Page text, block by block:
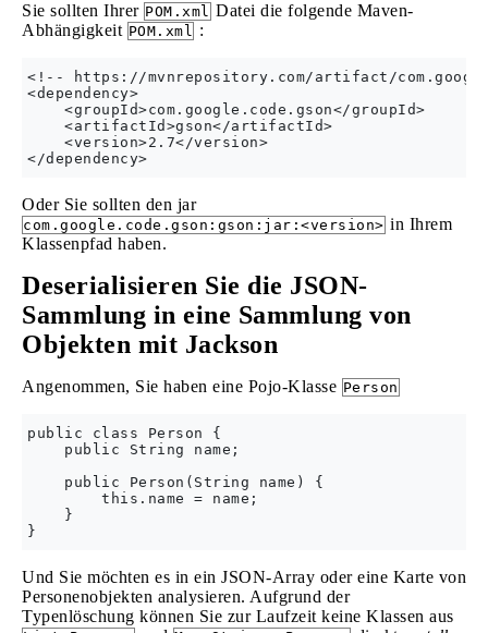
Sie sollten Ihrer POM.xml Datei die folgende Maven-
Abhängigkeit POM.xml :
<!-- https://mvnrepository.com/artifact/
<dependency>
    <groupId>com.google.code.gson</groupId>
    <artifactId>gson</artifactId>
    <version>2.7</version>
Oder Sie sollten den jar
com.google.code.gson:gson:jar:<version> in Ihrem
Klassenpfad haben.
Deserialisieren Sie die JSON-
Sammlung in eine Sammlung von
Objekten mit Jackson
Angenommen, Sie haben eine Pojo-Klasse Person
public class Person {
    public String name;
    public Person(String name) {
        this.name = name;
    }
Und Sie möchten es in ein JSON-Array oder eine Karte von
Personenobjekten analysieren. Aufgrund der
Typenlöschung können Sie zur Laufzeit keine Klassen aus